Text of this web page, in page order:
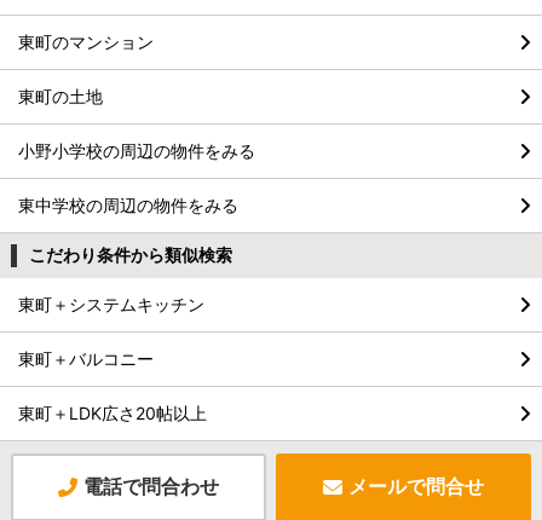
東町のマンション
東町の土地
小野小学校の周辺の物件をみる
東中学校の周辺の物件をみる
こだわり条件から類似検索
東町＋システムキッチン
東町＋バルコニー
東町＋LDK広さ20帖以上
電話で問合わせ メールで問合せ